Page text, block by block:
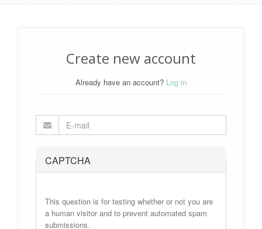
Create new account
Already have an account? Log in
CAPTCHA
This question is for testing whether or not you are
a human visitor and to prevent automated spam
submissions.